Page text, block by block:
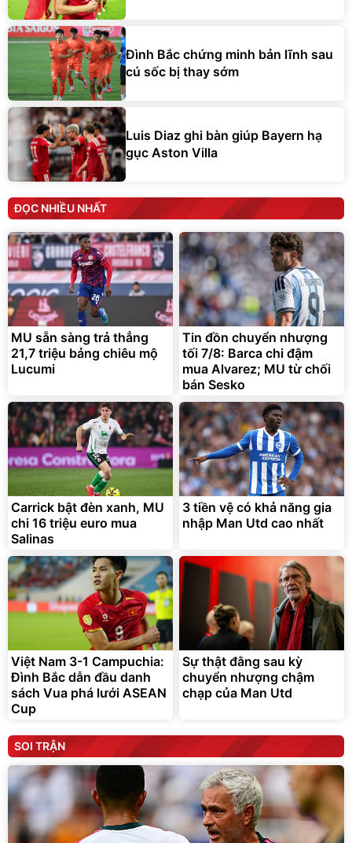
Đình Bắc chứng minh bản lĩnh sau
cú sốc bị thay sớm
Luis Diaz ghi bàn giúp Bayern hạ
gục Aston Villa
ĐỌC NHIỀU NHẤT
MU sẵn sàng trả thẳng
21,7 triệu bảng chiêu mộ
Lucumi
Tin đồn chuyển nhượng
tối 7/8: Barca chi đậm
mua Alvarez; MU từ chối
bán Sesko
Carrick bật đèn xanh, MU
chi 16 triệu euro mua
Salinas
3 tiền vệ có khả năng gia
nhập Man Utd cao nhất
Việt Nam 3-1 Campuchia:
Đình Bắc dẫn đầu danh
sách Vua phá lưới ASEAN
Cup
Sự thật đằng sau kỳ
chuyển nhượng chậm
chạp của Man Utd
SOI TRẬN